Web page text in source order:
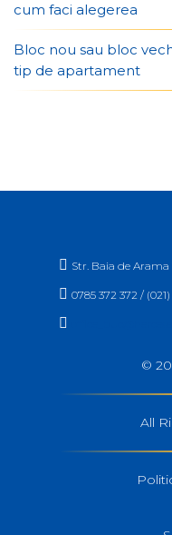
cum faci alegerea
Bloc nou sau bloc
tip de apartament
 Str. Baia de Arama
 0785 372 372 / (021)

©
All